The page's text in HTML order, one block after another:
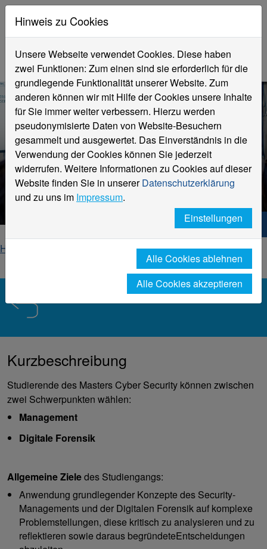
Cyber Security, Teilzeit (M.Sc.)
Hochschule Niederrhein. Dein Weg.
Home
Studienangebot
Cyber Security, Teilzeit (M.Sc.)
Kurzbeschreibung
Studierende des Masters Cyber Security können zwischen
zwei Schwerpunkten wählen:
Management
Digitale Forensik
Allgemeine Zieledes Studiengangs:
Anwendung grundlegender Konzepte des Security-
Managements und der Digitalen Forensik auf komplexe
Problemstellungen, diese kritisch zu analysieren und zu
reflektieren sowie daraus begründeteEntscheidungen
Hinweis zu Cookies
Unsere Webseite verwendet Cookies. Diese haben
zwei Funktionen: Zum einen sind sie erforderlich für die
grundlegende Funktionalität unserer Website. Zum
anderen können wir mit Hilfe der Cookies unsere Inhalte
für Sie immer weiter verbessern. Hierzu werden
pseudonymisierte Daten von Website-Besuchern
gesammelt und ausgewertet. Das Einverständnis in die
Verwendung der Cookies können Sie jederzeit
widerrufen. Weitere Informationen zu Cookies auf dieser
Website finden Sie in unsererDatenschutzerklärung
und zu uns im Impressum.
Einstellungen
Alle Cookies ablehnen
Alle Cookies akzeptieren